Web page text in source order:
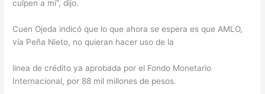
culpen a mi”, dijo.
Cuen Ojeda indicó que lo que ahora se espera es que AMLO,
vía Peña Nieto, no quieran hacer uso de la
linea de crédito ya aprobada por el Fondo Monetario
Internacional, por 88 mil millones de pesos.